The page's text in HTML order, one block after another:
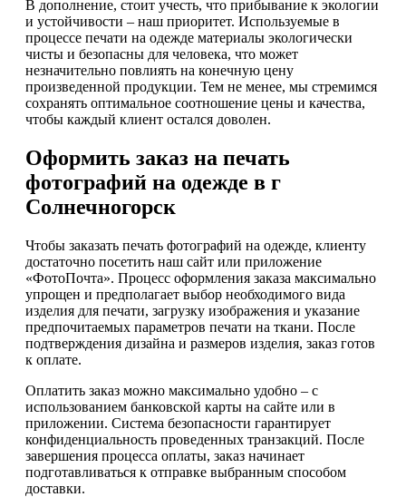
В дополнение, стоит учесть, что прибывание к экологии
и устойчивости – наш приоритет. Используемые в
процессе печати на одежде материалы экологически
чисты и безопасны для человека, что может
незначительно повлиять на конечную цену
произведенной продукции. Тем не менее, мы стремимся
сохранять оптимальное соотношение цены и качества,
чтобы каждый клиент остался доволен.
Оформить заказ на печать
фотографий на одежде в г
Солнечногорск
Чтобы заказать печать фотографий на одежде, клиенту
достаточно посетить наш сайт или приложение
«ФотоПочта». Процесс оформления заказа максимально
упрощен и предполагает выбор необходимого вида
изделия для печати, загрузку изображения и указание
предпочитаемых параметров печати на ткани. После
подтверждения дизайна и размеров изделия, заказ готов
к оплате.
Оплатить заказ можно максимально удобно – с
использованием банковской карты на сайте или в
приложении. Система безопасности гарантирует
конфиденциальность проведенных транзакций. После
завершения процесса оплаты, заказ начинает
подготавливаться к отправке выбранным способом
доставки.